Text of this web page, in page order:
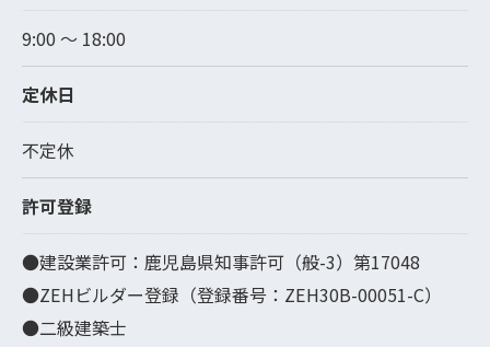
9:00 ～ 18:00
定休日
不定休
許可登録
●建設業許可：鹿児島県知事許可（般-3）第17048
●ZEHビルダー登録（登録番号：ZEH30B-00051-C）
●二級建築士